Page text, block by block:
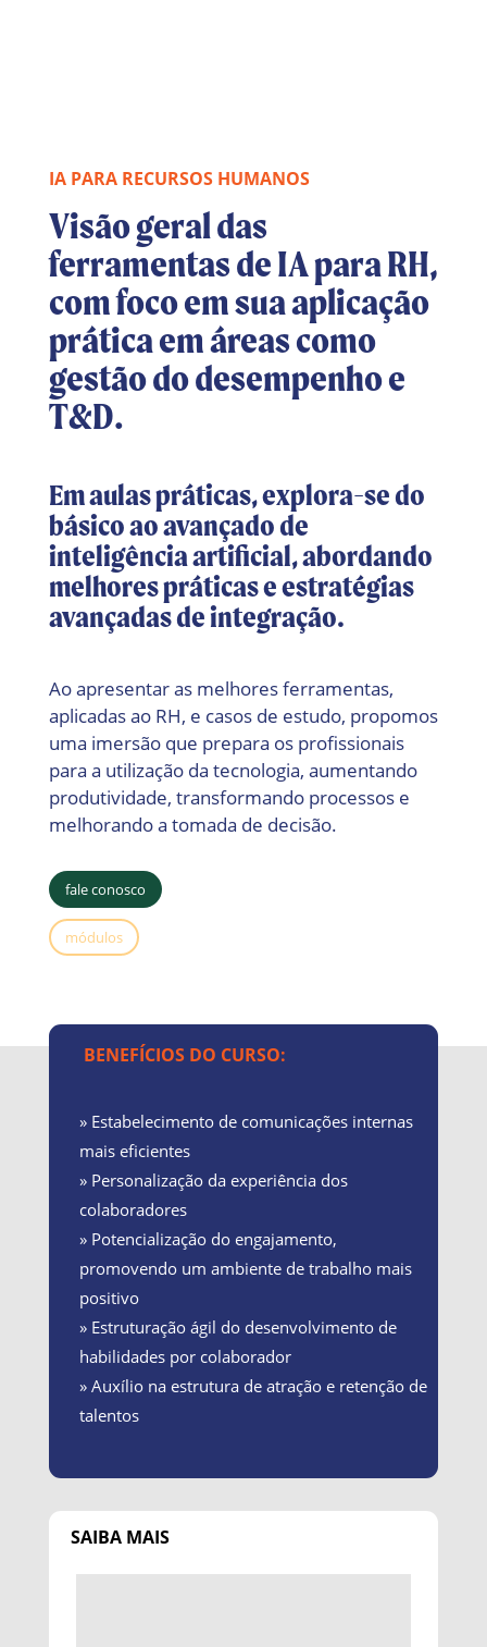
IA PARA RECURSOS HUMANOS
Visão geral das
ferramentas de IA para RH,
com foco em sua aplicação
prática em áreas como
gestão do desempenho e
T&D.
Em aulas práticas, explora-se do
básico ao avançado de
inteligência artificial, abordando
melhores práticas e estratégias
avançadas de integração.
Ao apresentar as melhores ferramentas,
aplicadas ao RH, e casos de estudo, propomos
uma imersão que prepara os profissionais
para a utilização da tecnologia, aumentando
produtividade, transformando processos e
melhorando a tomada de decisão.
fale conosco
módulos
BENEFÍCIOS DO CURSO:
» Estabelecimento de comunicações internas
mais eficientes
» Personalização da experiência dos
colaboradores
» Potencialização do engajamento,
promovendo um ambiente de trabalho mais
positivo
» Estruturação ágil do desenvolvimento de
habilidades por colaborador
» Auxílio na estrutura de atração e retenção de
talentos
SAIBA MAIS